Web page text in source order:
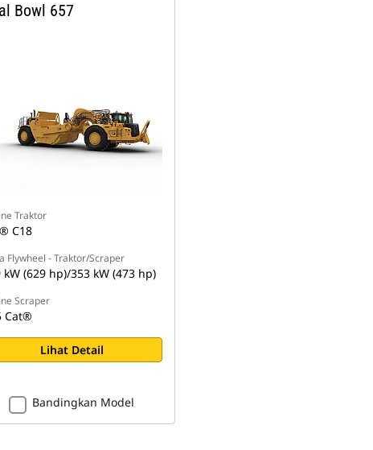
Bowl 657
Traktor
C18
Flywheel - Traktor/Scraper
kW (629 hp)/353 kW (473 hp)
Scraper
Cat®
Lihat Detail
Bandingkan Model